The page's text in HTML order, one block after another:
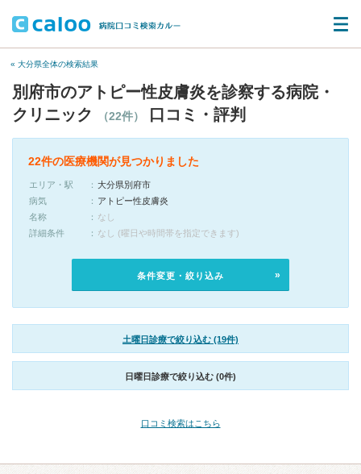
« 大分県全体の検索結果
別府市のアトピー性皮膚炎を診察する病院・
クリニック
（22件） 口コミ・評判
22件の医療機関が見つかりました
エリア・駅
大分県別府市
病気
アトピー性皮膚炎
名称
なし
詳細条件
なし (曜日や時間帯を指定できます)
条件変更・絞り込み
土曜日診療で絞り込む (19件)
日曜日診療で絞り込む (0件)
口コミ検索はこちら